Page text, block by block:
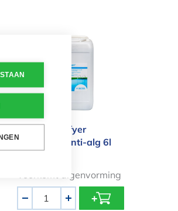
Anti-alg 1l
Bayrol Clarifyer Desalgine
Bayrol Clarifyer
Desalgine Anti-alg 6l
Voorkomt algenvorming
- +